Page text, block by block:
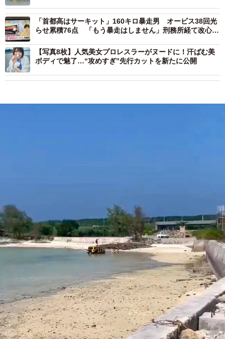
「首都高はサーキット」160キロ暴走男 オービス38回光
らせ累積76点 「もう暴走はしません」刑務所経て改心し
【写真8枚】人気美女プロレスラーがヌードに！汗ばむ美
ボディで魅了…“攻めすぎ”先行カットを新たに公開